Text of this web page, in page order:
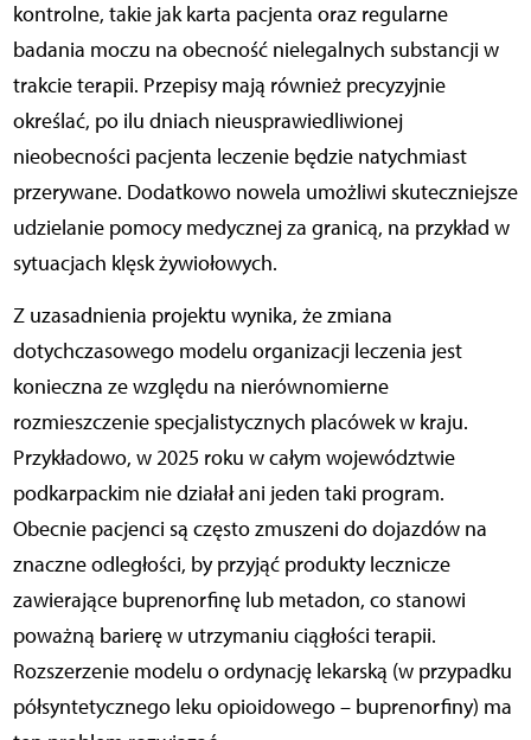
kontrolne, takie jak karta pacjenta oraz regularne
badania moczu na obecność nielegalnych substancji w
trakcie terapii. Przepisy mają również precyzyjnie
określać, po ilu dniach nieusprawiedliwionej
nieobecności pacjenta leczenie będzie natychmiast
przerywane. Dodatkowo nowela umożliwi skuteczniejsze
udzielanie pomocy medycznej za granicą, na przykład w
sytuacjach klęsk żywiołowych.
Z uzasadnienia projektu wynika, że zmiana
dotychczasowego modelu organizacji leczenia jest
konieczna ze względu na nierównomierne
rozmieszczenie specjalistycznych placówek w kraju.
Przykładowo, w 2025 roku w całym województwie
podkarpackim nie działał ani jeden taki program.
Obecnie pacjenci są często zmuszeni do dojazdów na
znaczne odległości, by przyjąć produkty lecznicze
zawierające buprenorfinę lub metadon, co stanowi
poważną barierę w utrzymaniu ciągłości terapii.
Rozszerzenie modelu o ordynację lekarską (w przypadku
półsyntetycznego leku opioidowego – buprenorfiny) ma